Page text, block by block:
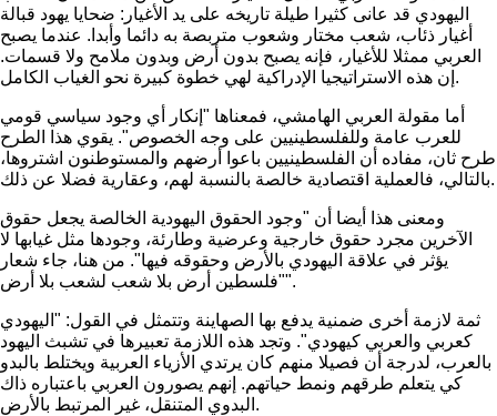
اليهودي قد عانى كثيرا طيلة تاريخه على يد الأغيار: ضحايا يهود قبالة
أغيار ذئاب، شعب مختار وشعوب متربصة به دائما وأبدا. عندما يصبح
العربي ممثلا للأغيار، فإنه يصبح بدون أرض وبدون ملامح ولا قسمات.
إن هذه الاستراتيجيا الإدراكية لهي خطوة كبيرة نحو الغياب الكامل.
أما مقولة العربي الهامشي، فمعناها "إنكار أي وجود سياسي قومي
للعرب عامة وللفلسطينيين على وجه الخصوص". يقوي هذا الطرح
طرح ثان، مفاده أن الفلسطينيين باعوا أرضهم والمستوطنون اشتروها،
بالتالي، فالعملية اقتصادية خالصة بالنسبة لهم، وعقارية فضلا عن ذلك.
ومعنى هذا أيضا أن "وجود الحقوق اليهودية الخالصة يجعل حقوق
الآخرين مجرد حقوق خارجية وعرضية وطارئة، وجودها مثل غيابها لا
يؤثر في علاقة اليهودي بالأرض وحقوقه فيها". من هنا، جاء شعار
"فلسطين أرض بلا شعب لشعب بلا أرض".
ثمة لازمة أخرى ضمنية يدفع بها الصهاينة وتتمثل في القول: "اليهودي
كعربي والعربي كيهودي". وتجد هذه اللازمة تعبيرها في تشبث اليهود
بالعرب، لدرجة أن فصيلا منهم كان يرتدي الأزياء العربية ويختلط بالبدو
كي يتعلم طرقهم ونمط حياتهم. إنهم يصورون العربي باعتباره ذاك
البدوي المتنقل، غير المرتبط بالأرض.